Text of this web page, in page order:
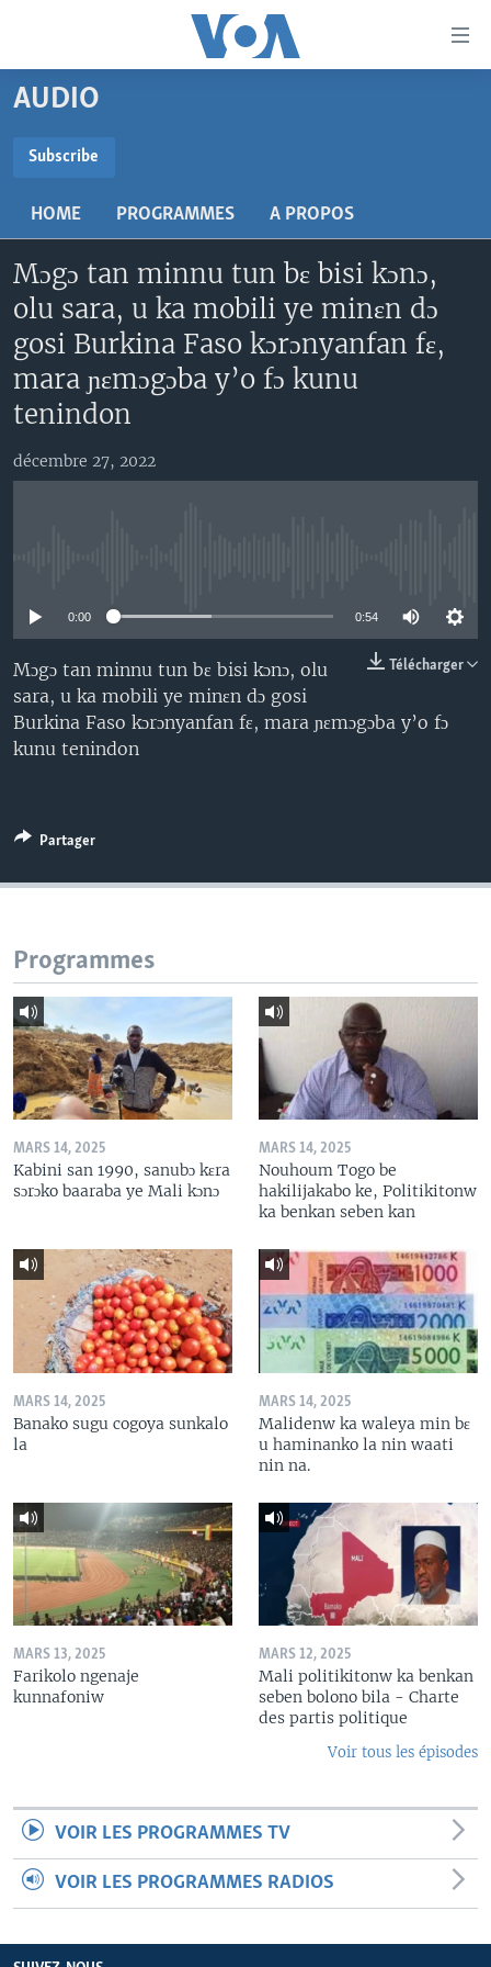
Menu
principal
navigation
principale
Retour
recherche
MALI KURA
RADIO
AN BA FO!
FARAFINA FOLI
Learning English
SUIVEZ-NOUS
Langues
AUDIO
Subscribe
HOME PROGRAMMES A PROPOS
Mɔgɔ tan minnu tun bɛ bisi kɔnɔ,
olu sara, u ka mobili ye minɛn dɔ
gosi Burkina Faso kɔrɔnyanfan fɛ,
mara ɲɛmɔgɔba y’o fɔ kunu
tenindon
décembre 27, 2022
0:00 0:54
Télécharger
Mɔgɔ tan minnu tun bɛ bisi kɔnɔ, olu
sara, u ka mobili ye minɛn dɔ gosi
Burkina Faso kɔrɔnyanfan fɛ, mara ɲɛmɔgɔba y’o fɔ
kunu tenindon
Partager
Programmes
MARS 14, 2025
Kabini san 1990, sanubɔ kɛra
sɔrɔko baaraba ye Mali kɔnɔ
MARS 14, 2025
Nouhoum Togo be
hakilijakabo ke, Politikitonw
ka benkan seben kan
MARS 14, 2025
Banako sugu cogoya sunkalo
la
MARS 14, 2025
Malidenw ka waleya min bɛ
u haminanko la nin waati
nin na.
MARS 13, 2025
Farikolo ngenaje
kunnafoniw
MARS 12, 2025
Mali politikitonw ka benkan
seben bolono bila - Charte
des partis politique
Voir tous les épisodes
VOIR LES PROGRAMMES TV
VOIR LES PROGRAMMES RADIOS